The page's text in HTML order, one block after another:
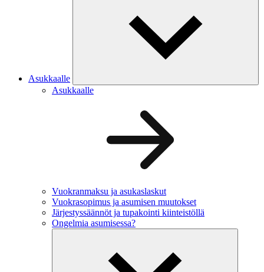
Asukkaalle
Asukkaalle
Vuokranmaksu ja asukaslaskut
Vuokrasopimus ja asumisen muutokset
Järjestyssäännöt ja tupakointi kiinteistöllä
Ongelmia asumisessa?